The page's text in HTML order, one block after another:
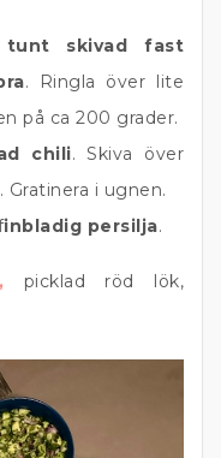
tunt skivad fast
. Ringla över lite
på ca 200 grader.
chili. Skiva över
. Gratinera i ugnen.
inbladig persilja.
picklad röd lök,